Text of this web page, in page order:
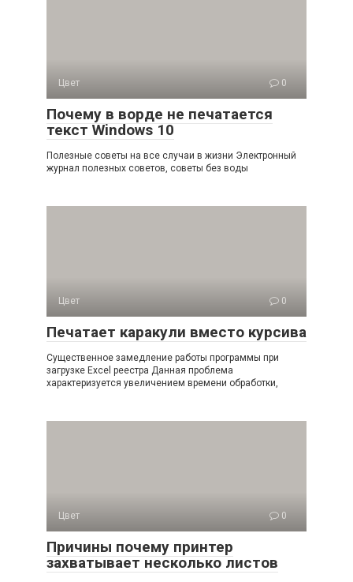
Цвет 0
Почему в ворде не печатается
текст Windows 10
Полезные советы на все случаи в жизни Электронный
журнал полезных советов, советы без воды
Цвет 0
Печатает каракули вместо курсива
Существенное замедление работы программы при
загрузке Excel реестра Данная проблема
характеризуется увеличением времени обработки,
Цвет 0
Причины почему принтер
захватывает несколько листов